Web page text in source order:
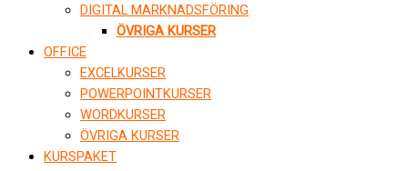
DIGITAL MARKNADSFÖRING
ÖVRIGA KURSER
OFFICE
EXCELKURSER
POWERPOINTKURSER
WORDKURSER
ÖVRIGA KURSER
KURSPAKET